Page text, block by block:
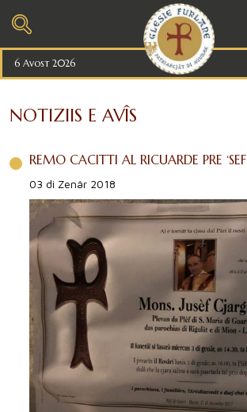
6 Avost 2026
NOTIZIIS E AVÎS
REMO CACITTI AL RICUARDE PRE ‘SEF
03 di Zenâr 2018